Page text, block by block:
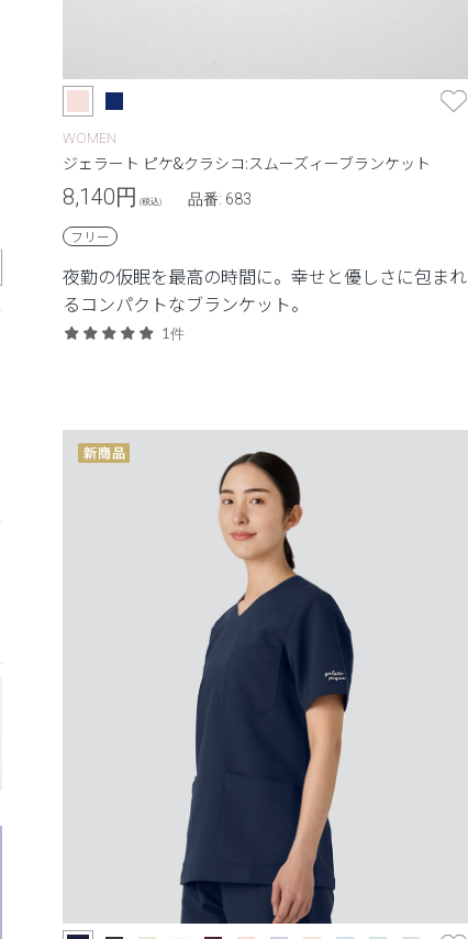
WOMEN
ジェラート ピケ&クラシコ:スムーズィーブランケット
8,140円 (税込) 品番: 683
フリー
夜勤の仮眠を最高の時間に。幸せと優しさに包まれ
るコンパクトなブランケット。
1件